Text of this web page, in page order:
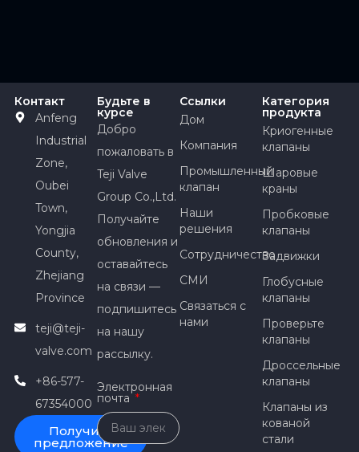
Контакт
Anfeng
Industrial
Zone,
Oubei
Town,
Yongjia
County,
Zhejiang
Province
teji@teji-
valve.com
+86-577-
67354000
Получить
предложение
Будьте в
курсе
Добро
пожаловать в
Teji Valve
Group Co.,Ltd.
Получайте
обновления и
оставайтесь
на связи —
подпишитесь
на нашу
рассылку.
Электронная
почта
Ссылки
Дом
Компания
Промышленный
клапан
Наши
решения
Сотрудничество
СМИ
Связаться с
нами
Категория
продукта
Криогенные
клапаны
Шаровые
краны
Пробковые
клапаны
Задвижки
Глобусные
клапаны
Проверьте
клапаны
Дроссельные
клапаны
Клапаны из
кованой
стали